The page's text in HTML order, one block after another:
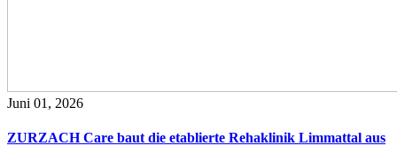
Juni 01, 2026
ZURZACH Care baut die etablierte Rehaklinik Limmattal aus